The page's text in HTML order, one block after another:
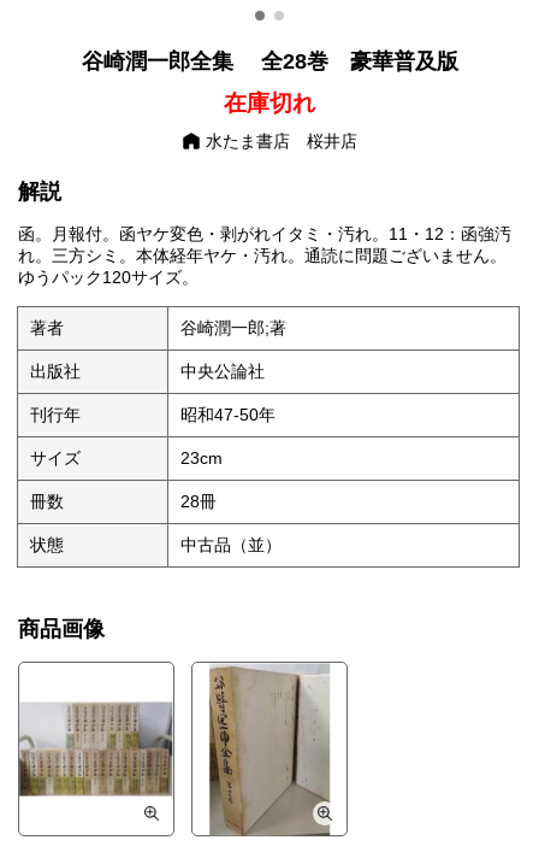
谷崎潤一郎全集 全28巻 豪華普及版
在庫切れ
水たま書店 桜井店
解説
函。月報付。函ヤケ変色・剥がれイタミ・汚れ。11・12：函強汚
れ。三方シミ。本体経年ヤケ・汚れ。通読に問題ございません。
ゆうパック120サイズ。
著者 谷崎潤一郎;著
出版社 中央公論社
刊行年 昭和47-50年
サイズ 23cm
冊数 28冊
状態 中古品（並）
商品画像